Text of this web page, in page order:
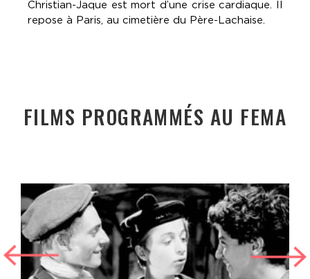
Christian-Jaque est mort d’une crise cardiaque. Il
repose à Paris, au cimetière du Père-Lachaise.
FILMS PROGRAMMÉS AU FEMA